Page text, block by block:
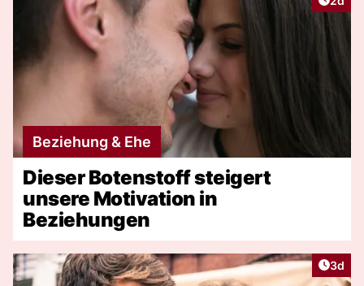
Beziehung & Ehe
Dieser Botenstoff steigert
unsere Motivation in
Beziehungen
3d